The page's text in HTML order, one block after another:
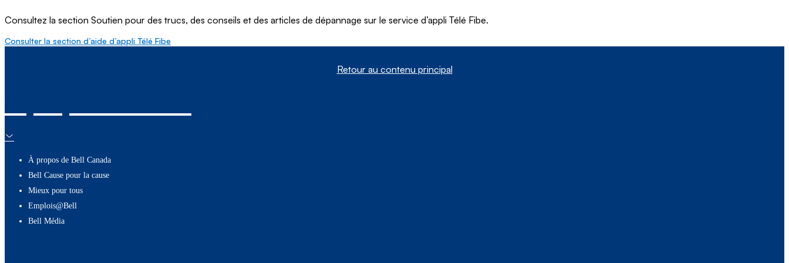
Consultez la section Soutien pour des trucs, des conseils et des articles de dépannage sur le service d’appli Télé Fibe.
Consulter la section d’aide d’appli Télé Fibe
Retour au contenu principal
À propos de Bell Canada
Bell Cause pour la cause
Mieux pour tous
Emplois@Bell
Bell Média